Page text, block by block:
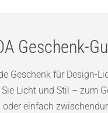
Geschenk-
Geschenk für Design-
Licht und Stil – zum
oder einfach